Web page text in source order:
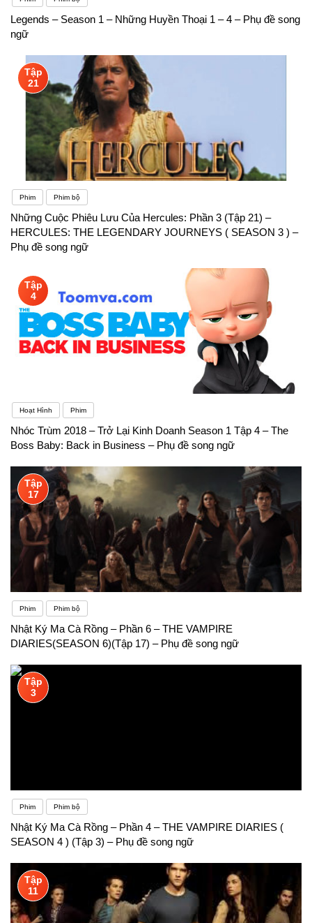
Nghe – nói – đọc – viết, sinh viên ngành ngôn ngữ
chuyên sâu về ngữ âm và ngữ nghĩa giúp các bạn
sinh viên hiểu sâu về bản chất của ngôn ngữ để có
thể sử dụng chúng một cách linh hoạt, chính xác và
phù hợp với ngữ cảnh.
Legends – Season 1 – Những Huyền Thoại 1 – 4 – Phụ đề song
ngữ
Tập
21
Phim Phim bộ
Những Cuộc Phiêu Lưu Của Hercules: Phần 3 (Tập 21) –
HERCULES: THE LEGENDARY JOURNEYS ( SEASON 3 ) –
Phụ đề song ngữ
Tập
4
Hoạt Hình Phim
Nhóc Trùm 2018 – Trở Lại Kinh Doanh Season 1 Tập 4 – The
Boss Baby: Back in Business – Phụ đề song ngữ
Tập
17
Phim Phim bộ
Nhật Ký Ma Cà Rồng – Phần 6 – THE VAMPIRE
DIARIES(SEASON 6)(Tập 17) – Phụ đề song ngữ
Tập
3
Phim Phim bộ
Nhật Ký Ma Cà Rồng – Phần 4 – THE VAMPIRE DIARIES (
SEASON 4 ) (Tập 3) – Phụ đề song ngữ
Tập
11